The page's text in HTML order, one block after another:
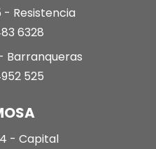
- Resistencia
6328
Barranqueras
525
- Capital